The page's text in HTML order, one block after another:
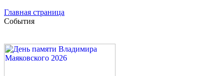
Главная страница
События